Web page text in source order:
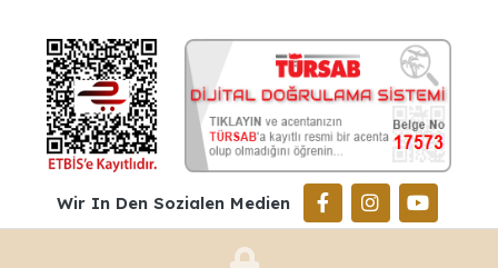
Wir In Den Sozialen Medien